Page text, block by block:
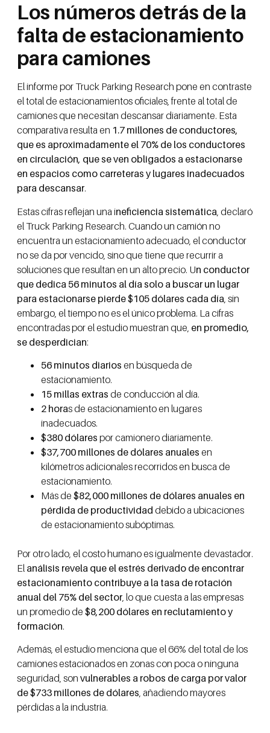
Los números detrás de la
falta de estacionamiento
para camiones
El informe por Truck Parking Research pone en contraste
el total de estacionamientos oficiales, frente al total de
camiones que necesitan descansar diariamente. Esta
comparativa resulta en 1.7 millones de conductores,
que es aproximadamente el 70% de los conductores
en circulación, que se ven obligados a estacionarse
en espacios como carreteras y lugares inadecuados
para descansar.
Estas cifras reflejan una ineficiencia sistemática , declaró
el Truck Parking Research. Cuando un camión no
encuentra un estacionamiento adecuado, el conductor
no se da por vencido, sino que tiene que recurrir a
soluciones que resultan en un alto precio. Un conductor
que dedica 56 minutos al día solo a buscar un lugar
para estacionarse pierde $105 dólares cada día , sin
embargo, el tiempo no es el único problema. La cifras
encontradas por el estudio muestran que, en promedio,
se desperdician:
56 minutos diarios en búsqueda de
estacionamiento.
15 millas extras de conducción al día.
2 horas de estacionamiento en lugares
inadecuados.
$380 dólares por camionero diariamente.
$37,700 millones de dólares anuales en
kilómetros adicionales recorridos en busca de
estacionamiento.
Más de $82,000 millones de dólares anuales en
pérdida de productividad debido a ubicaciones
de estacionamiento subóptimas.
Por otro lado, el costo humano es igualmente devastador.
El análisis revela que el estrés derivado de encontrar
estacionamiento contribuye a la tasa de rotación
anual del 75% del sector, lo que cuesta a las empresas
un promedio de $8,200 dólares en reclutamiento y
formación.
Además, el estudio menciona que el 66% del total de los
camiones estacionados en zonas con poca o ninguna
seguridad, son vulnerables a robos de carga por valor
de $733 millones de dólares, añadiendo mayores
pérdidas a la industria.